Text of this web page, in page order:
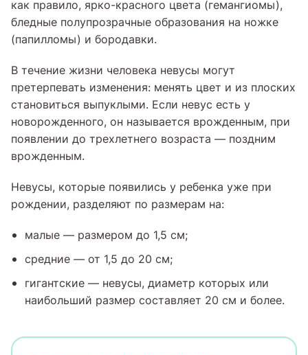
как правило, ярко-красного цвета (гемангиомы),
бледные полупрозрачные образования на ножке
(папилломы) и бородавки.
В течение жизни человека невусы могут
претерпевать изменения: менять цвет и из плоских
становиться выпуклыми. Если невус есть у
новорожденного, он называется врожденным, при
появлении до трехлетнего возраста — поздним
врожденным.
Невусы, которые появились у ребенка уже при
рождении, разделяют по размерам на:
малые — размером до 1,5 см;
средние — от 1,5 до 20 см;
гигантские — невусы, диаметр которых или
наибольший размер составляет 20 см и более.